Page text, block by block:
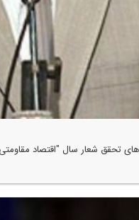
شعار سال "اقتصاد مقاومتی؛